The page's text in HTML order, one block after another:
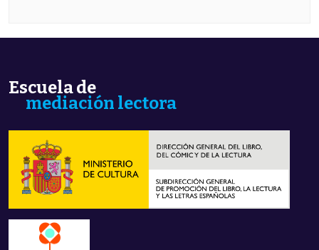
Escuela de
mediación lectora